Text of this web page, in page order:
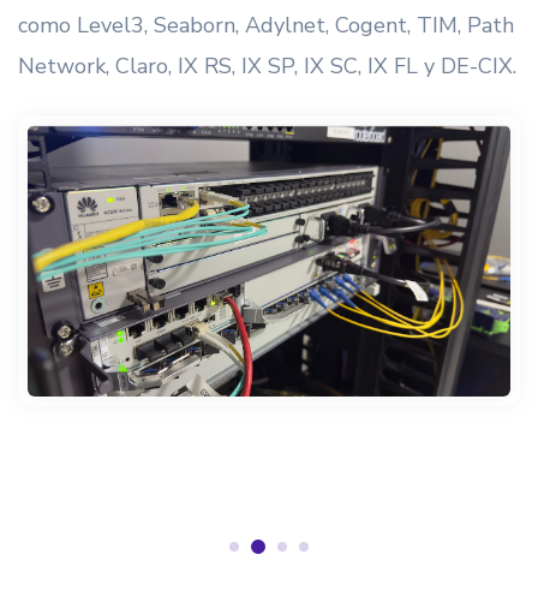
como Level3, Seaborn, Adylnet, Cogent, TIM, Path
Network, Claro, IX RS, IX SP, IX SC, IX FL y DE-CIX.